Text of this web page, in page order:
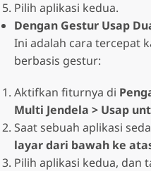
Pilih aplikasi kedua.
Dengan Gestur Usap
Ini adalah cara tercepat
berbasis gestur:
Aktifkan fiturnya di
Multi Jendela > Usap
Saat sebuah aplikasi
layar dari bawah ke
Pilih aplikasi kedua, dan